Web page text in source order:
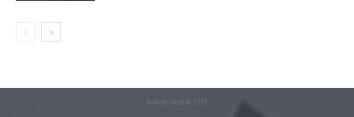
Advertentie (11)